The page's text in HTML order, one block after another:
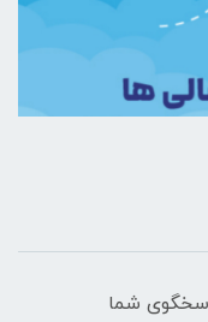
پاسخگوی شما